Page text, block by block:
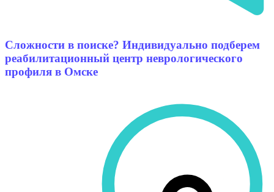
Сложности в поиске? Индивидуально подберем
реабилитационный центр неврологического
профиля в Омске